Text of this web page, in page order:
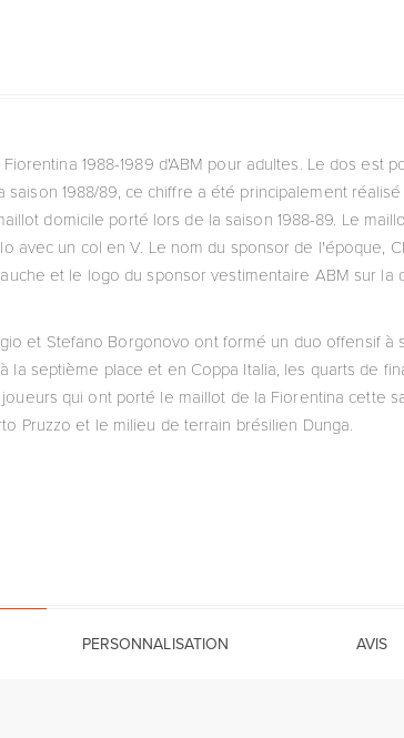
1988-1989 d'ABM pour adultes. Le dos est
1988/89, ce chiffre a été principalement
domicile porté lors de la saison 1988-89. Le
avec un col en V. Le nom du sponsor de l'époque,
et le logo du sponsor vestimentaire ABM sur la
et Stefano Borgonovo ont formé un duo offensif à
la septième place et en Coppa Italia, les quarts de
qui ont porté le maillot de la Fiorentina cette
Pruzzo et le milieu de terrain brésilien Dunga.
PERSONNALISATION AVIS